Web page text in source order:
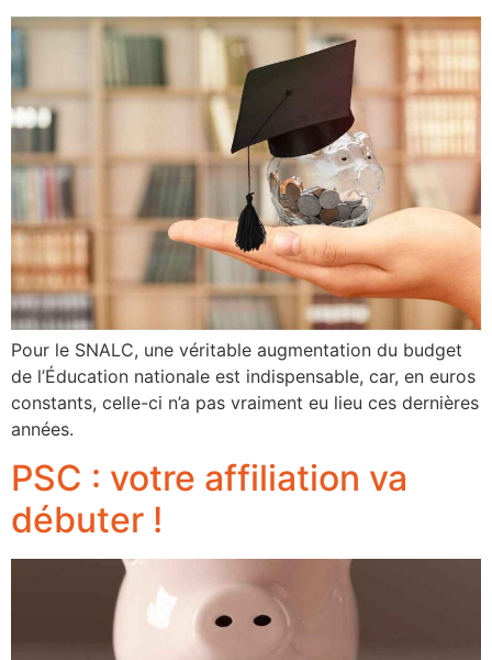
Pour le SNALC, une véritable augmentation du budget
de l’Éducation nationale est indispensable, car, en euros
constants, celle-ci n’a pas vraiment eu lieu ces dernières
années.
PSC : votre affiliation va
débuter !